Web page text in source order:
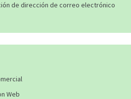
de dirección de correo electrónico
Web